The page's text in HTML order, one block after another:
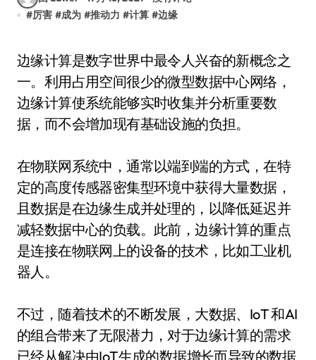
#厉害 #成为 #推动力 #计算 #边缘
边缘计算是数字世界中最令人兴奋的新概念之
一。利用占用空间很少的微型数据中心网络，
边缘计算使系统能够实时收集并分析重要数
据，而不会增加现有基础设施的负担。
在物联网系统中，通常以端到端的方式，在特
定的高度传感器密集型环境中获得大量数据，
且数据是在边缘生成并处理的，以降低延迟并
减轻数据中心的负载。此前，边缘计算的重点
是连接在物联网上的设备的技术，比如工业机
器人。
不过，随着技术的不断发展，大数据、IoT 和AI
的组合带来了无限潜力，对于边缘计算的需求
已经从解决由IoT生成的数据增长而导致的数据